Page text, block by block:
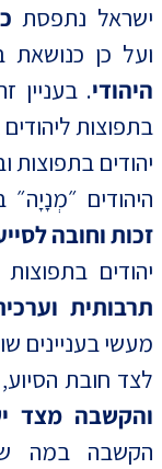
ישראל נתפסת
ועל כן כנושאת
היהודי. בעניין
בתפוצות
יהודים
היהודים
זכות וחובה
יהודים
תרבותית
מעשי בעניינים
לצד חובת
והקשבה מצד
הקשבה במה